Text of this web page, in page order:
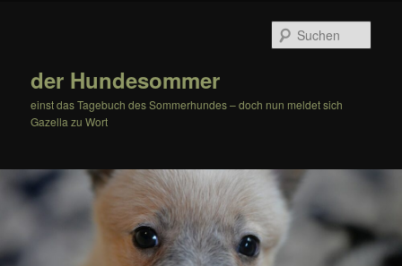
der Hundesommer
einst das Tagebuch des Sommerhundes – doch nun meldet sich
Gazella zu Wort